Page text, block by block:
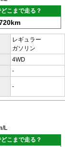
こまで走る？
レギュラー
ガソリン
4WD
-
-
L
こまで走る？